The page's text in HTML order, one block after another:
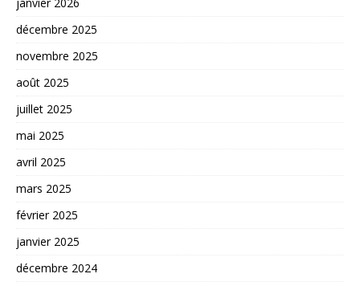
décembre 2025
novembre 2025
août 2025
juillet 2025
mai 2025
avril 2025
mars 2025
février 2025
janvier 2025
décembre 2024